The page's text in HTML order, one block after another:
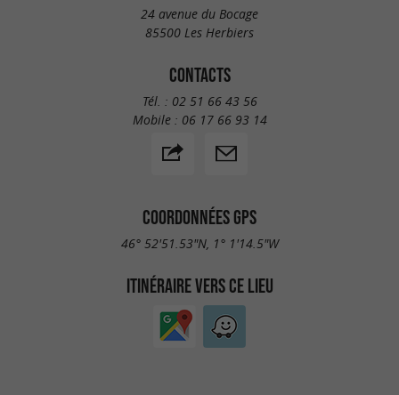
24 avenue du Bocage
85500 Les Herbiers
CONTACTS
Tél. : 02 51 66 43 56
Mobile : 06 17 66 93 14
COORDONNÉES GPS
46° 52'51.53"N, 1° 1'14.5"W
ITINÉRAIRE VERS CE LIEU